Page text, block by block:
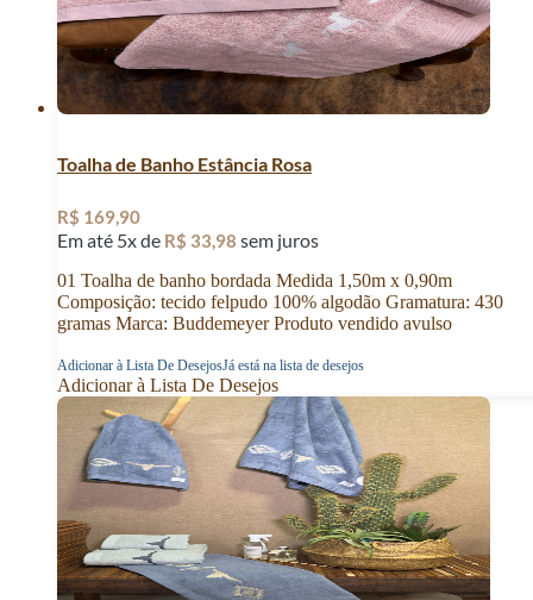
Toalha de Banho Estância Rosa
R$ 169,90
Em até 5x de R$ 33,98 sem juros
01 Toalha de banho bordada Medida 1,50m x 0,90m
Composição: tecido felpudo 100% algodão Gramatura: 430
gramas Marca: Buddemeyer Produto vendido avulso
Adicionar à Lista De DesejosJá está na lista de desejos
Adicionar à Lista De Desejos